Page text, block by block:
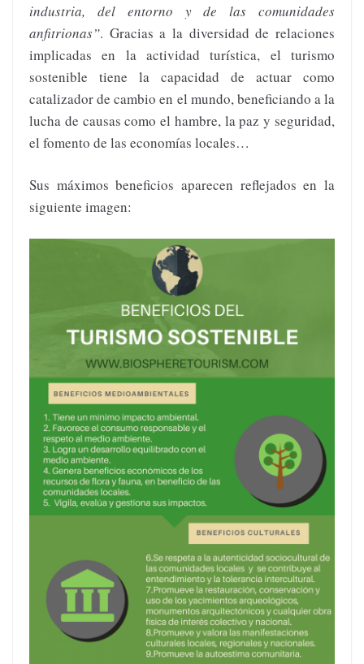
industria, del entorno y de las comunidades
anfitrionas”. Gracias a la diversidad de relaciones
implicadas en la actividad turística, el turismo
sostenible tiene la capacidad de actuar como
catalizador de cambio en el mundo, beneficiando a la
lucha de causas como el hambre, la paz y seguridad,
el fomento de las economías locales…
Sus máximos beneficios aparecen reflejados en la
siguiente imagen: